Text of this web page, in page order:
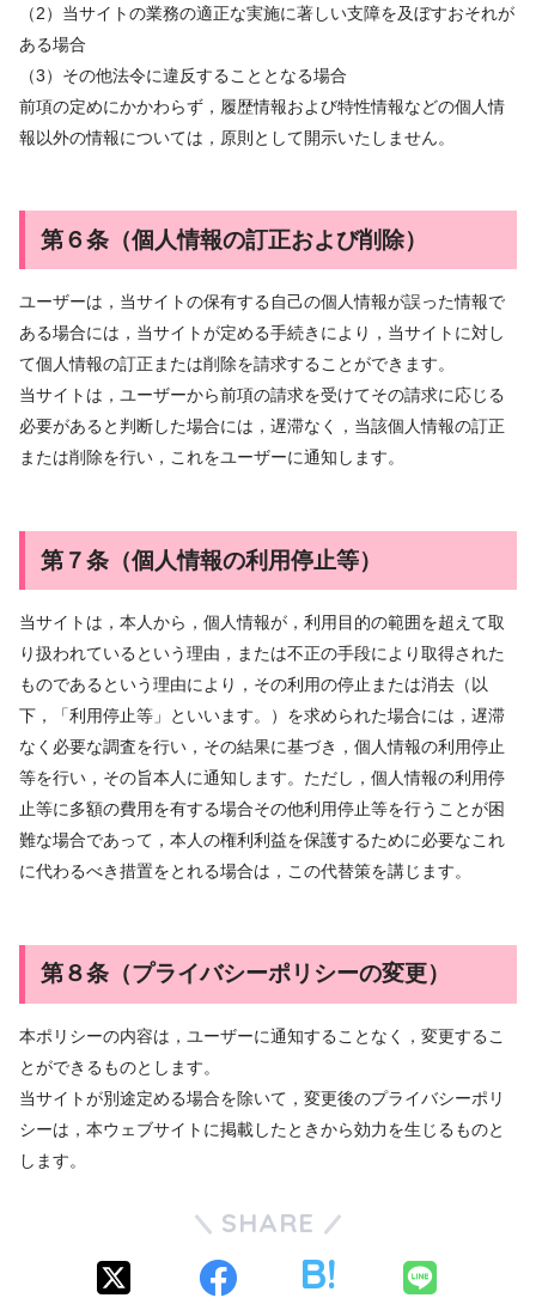
（2）当サイトの業務の適正な実施に著しい支障を及ぼすおそれが
ある場合
（3）その他法令に違反することとなる場合
前項の定めにかかわらず，履歴情報および特性情報などの個人情
報以外の情報については，原則として開示いたしません。
第６条（個人情報の訂正および削除）
ユーザーは，当サイトの保有する自己の個人情報が誤った情報で
ある場合には，当サイトが定める手続きにより，当サイトに対し
て個人情報の訂正または削除を請求することができます。
当サイトは，ユーザーから前項の請求を受けてその請求に応じる
必要があると判断した場合には，遅滞なく，当該個人情報の訂正
または削除を行い，これをユーザーに通知します。
第７条（個人情報の利用停止等）
当サイトは，本人から，個人情報が，利用目的の範囲を超えて取
り扱われているという理由，または不正の手段により取得された
ものであるという理由により，その利用の停止または消去（以
下，「利用停止等」といいます。）を求められた場合には，遅滞
なく必要な調査を行い，その結果に基づき，個人情報の利用停止
等を行い，その旨本人に通知します。ただし，個人情報の利用停
止等に多額の費用を有する場合その他利用停止等を行うことが困
難な場合であって，本人の権利利益を保護するために必要なこれ
に代わるべき措置をとれる場合は，この代替策を講じます。
第８条（プライバシーポリシーの変更）
本ポリシーの内容は，ユーザーに通知することなく，変更するこ
とができるものとします。
当サイトが別途定める場合を除いて，変更後のプライバシーポリ
シーは，本ウェブサイトに掲載したときから効力を生じるものと
します。
SHARE